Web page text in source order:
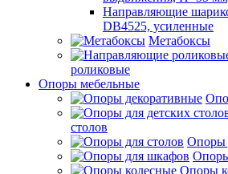
Направляющие
DB4525, усиленные
Метабоксы
роликовые
Опоры мебельные
столов
Опоры
Опоры